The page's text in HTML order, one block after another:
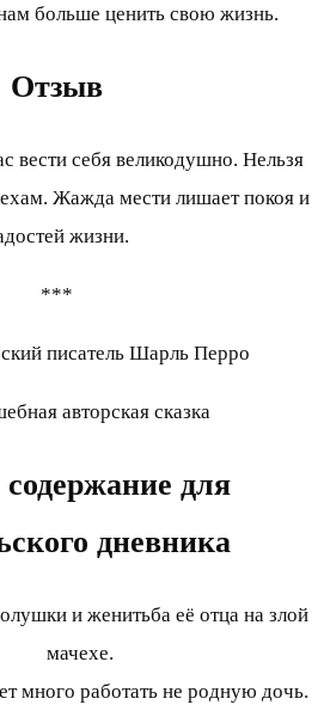
больше ценить свою жизнь.
Отзыв
вести себя великодушно. Нельзя
Жажда мести лишает покоя и
жизни.
***
писатель Шарль Перро
авторская сказка
для
дневника
и женитьба её отца на злой
мачехе.
много работать не родную дочь.